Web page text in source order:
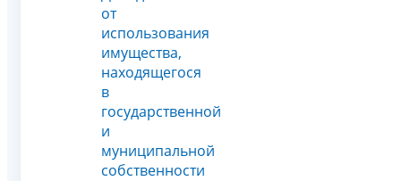
от
использования
имущества,
находящегося
в
государственной
и
муниципальной
собственности